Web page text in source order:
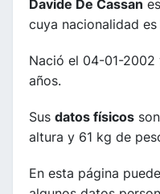
Davide De Cassan
cuya nacionalidad es
Nació el 04-01-
años.
Sus datos físicos
altura y 61 kg de
En esta página